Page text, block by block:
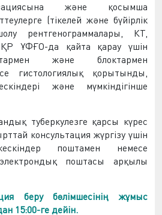
және қосымша
(тікелей және бүйірлік
рентгенограммалары, КТ,
ҚР ҰФҒО-да қайта қарау үшін
және блоктармен
гистологиялық қорытынды,
ері және мүмкіндігінше
туберкулезге қарсы күрес
консультация жүргізу үшін
поштамен немесе
поштасы арқылы
беру бөлімшесінің жұмыс
15:00-ге дейін.